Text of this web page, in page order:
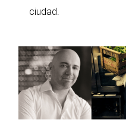
ciudad.